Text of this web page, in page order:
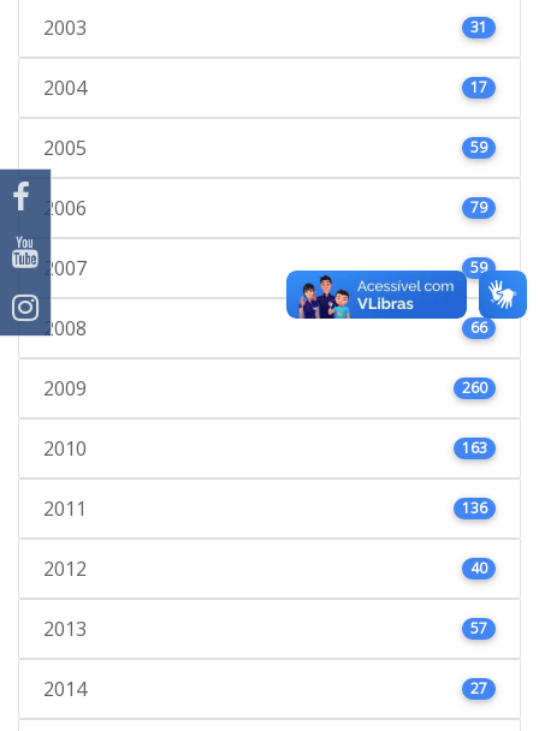
2003 31
2004 17
2005 59
2006 79
2007 59
2008 66
2009 260
2010 163
2011 136
2012 40
2013 57
2014 27